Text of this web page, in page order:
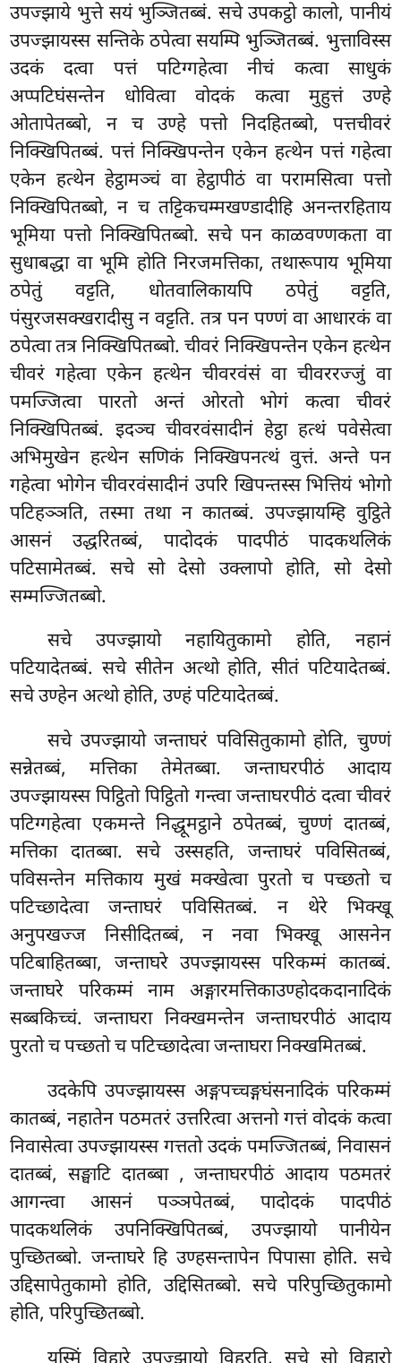
उपज्झाये भुत्ते सयं भुञ्जितब्बं. सचे उपकट्ठो कालो, पानीयं
उपज्झायस्स सन्तिके ठपेत्वा सयम्पि भुञ्जितब्बं. भुत्ताविस्स
उदकं दत्वा पत्तं पटिग्गहेत्वा नीचं कत्वा साधुकं
अप्पटिघंसन्तेन धोवित्वा वोदकं कत्वा मुहुत्तं उण्हे
ओतापेतब्बो, न च उण्हे पत्तो निदहितब्बो, पत्तचीवरं
निक्खिपितब्बं. पत्तं निक्खिपन्तेन एकेन हत्थेन पत्तं गहेत्वा
एकेन हत्थेन हेट्ठामञ्चं वा हेट्ठापीठं वा परामसित्वा पत्तो
निक्खिपितब्बो, न च तट्टिकचम्मखण्डादीहि अनन्तरहिताय
भूमिया पत्तो निक्खिपितब्बो. सचे पन काळवण्णकता वा
सुधाबद्धा वा भूमि होति निरजमत्तिका, तथारूपाय भूमिया
ठपेतुं वट्टति, धोतवालिकायपि ठपेतुं वट्टति,
पंसुरजसक्खरादीसु न वट्टति. तत्र पन पण्णं वा आधारकं वा
ठपेत्वा तत्र निक्खिपितब्बो. चीवरं निक्खिपन्तेन एकेन हत्थेन
चीवरं गहेत्वा एकेन हत्थेन चीवरवंसं वा चीवररज्जुं वा
पमज्जित्वा पारतो अन्तं ओरतो भोगं कत्वा चीवरं
निक्खिपितब्बं. इदञ्च चीवरवंसादीनं हेट्ठा हत्थं पवेसेत्वा
अभिमुखेन हत्थेन सणिकं निक्खिपनत्थं वुत्तं. अन्ते पन
गहेत्वा भोगेन चीवरवंसादीनं उपरि खिपन्तस्स भित्तियं भोगो
पटिहञ्ञति, तस्मा तथा न कातब्बं. उपज्झायम्हि वुट्ठिते
आसनं उद्धरितब्बं, पादोदकं पादपीठं पादकथलिकं
पटिसामेतब्बं. सचे सो देसो उक्लापो होति, सो देसो
सम्मज्जितब्बो.
सचे उपज्झायो नहायितुकामो होति, नहानं
पटियादेतब्बं. सचे सीतेन अत्थो होति, सीतं पटियादेतब्बं.
सचे उण्हेन अत्थो होति, उण्हं पटियादेतब्बं.
सचे उपज्झायो जन्ताघरं पविसितुकामो होति, चुण्णं
सन्नेतब्बं, मत्तिका तेमेतब्बा. जन्ताघरपीठं आदाय
उपज्झायस्स पिट्ठितो पिट्ठितो गन्त्वा जन्ताघरपीठं दत्वा चीवरं
पटिग्गहेत्वा एकमन्ते निद्धूमट्ठाने ठपेतब्बं, चुण्णं दातब्बं,
मत्तिका दातब्बा. सचे उस्सहति, जन्ताघरं पविसितब्बं,
पविसन्तेन मत्तिकाय मुखं मक्खेत्वा पुरतो च पच्छतो च
पटिच्छादेत्वा जन्ताघरं पविसितब्बं. न थेरे भिक्खू
अनुपखज्ज निसीदितब्बं, न नवा भिक्खू आसनेन
पटिबाहितब्बा, जन्ताघरे उपज्झायस्स परिकम्मं कातब्बं.
जन्ताघरे परिकम्मं नाम अङ्गारमत्तिकाउण्होदकदानादिकं
सब्बकिच्चं. जन्ताघरा निक्खमन्तेन जन्ताघरपीठं आदाय
पुरतो च पच्छतो च पटिच्छादेत्वा जन्ताघरा निक्खमितब्बं.
उदकेपि उपज्झायस्स अङ्गपच्चङ्गघंसनादिकं परिकम्मं
कातब्बं, नहातेन पठमतरं उत्तरित्वा अत्तनो गत्तं वोदकं कत्वा
निवासेत्वा उपज्झायस्स गत्ततो उदकं पमज्जितब्बं, निवासनं
दातब्बं, सङ्घाटि दातब्बा , जन्ताघरपीठं आदाय पठमतरं
आगन्त्वा आसनं पञ्ञपेतब्बं, पादोदकं पादपीठं
पादकथलिकं उपनिक्खिपितब्बं, उपज्झायो पानीयेन
पुच्छितब्बो. जन्ताघरे हि उण्हसन्तापेन पिपासा होति. सचे
उद्दिसापेतुकामो होति, उद्दिसितब्बो. सचे परिपुच्छितुकामो
होति, परिपुच्छितब्बो.